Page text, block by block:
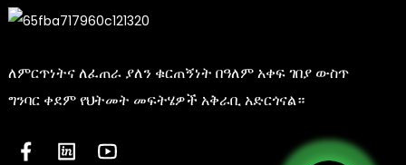
ለምርጥነትና ለፈጠራ ያለን ቁርጠኝነት በዓለም አቀፍ ገበያ ውስጥ
ግንባር ቀደም የህትመት መፍትሄዎች አቅራቢ አድርጎናል።